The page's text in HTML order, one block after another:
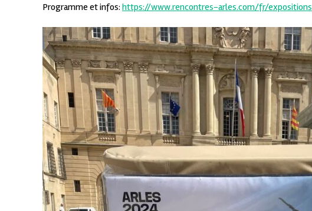
Programme et infos: https://www.rencontres-arles.com/fr/expositions